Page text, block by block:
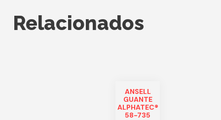
Relacionados
ANSELL
GUANTE
ALPHATEC®
58-735